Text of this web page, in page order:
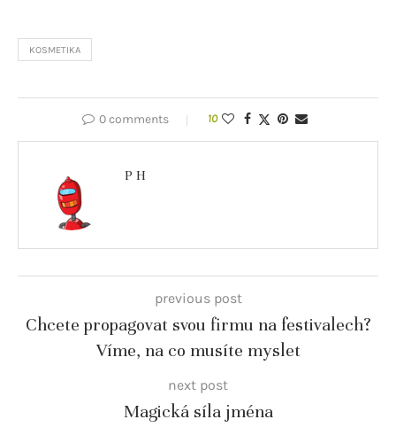
KOSMETIKA
0 comments 10
P H
previous post
Chcete propagovat svou firmu na festivalech?
Víme, na co musíte myslet
next post
Magická síla jména